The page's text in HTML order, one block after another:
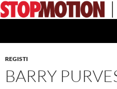
Vai
al
REGISTI
BARRY